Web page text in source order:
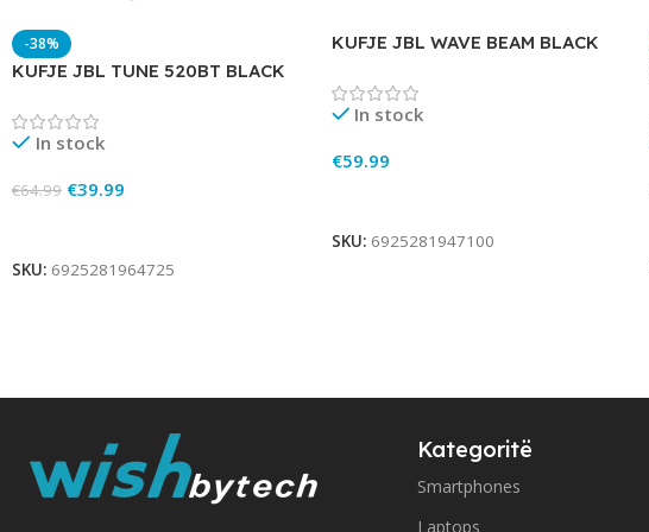
-38%
KUFJE JBL TUNE 520BT BLACK
In stock
€64.99 €39.99
SKU: 6925281964725
KUFJE JBL WAVE BEAM BLACK
In stock
€59.99
SKU: 6925281947100
Kategoritë
Smartphones
Laptops